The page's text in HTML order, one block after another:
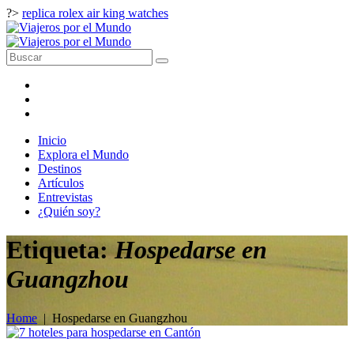
?> replica rolex air king watches
Inicio
Explora el Mundo
Destinos
Artículos
Entrevistas
¿Quién soy?
Etiqueta:Hospedarse en
Guangzhou
Home | Hospedarse en Guangzhou